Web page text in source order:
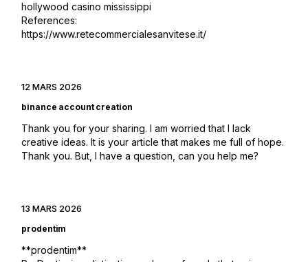
hollywood casino mississippi
References:
https://www.retecommercialesanvitese.it/
12 MARS 2026
binance account creation
Thank you for your sharing. I am worried that I lack
creative ideas. It is your article that makes me full of hope.
Thank you. But, I have a question, can you help me?
13 MARS 2026
prodentim
**prodentim**